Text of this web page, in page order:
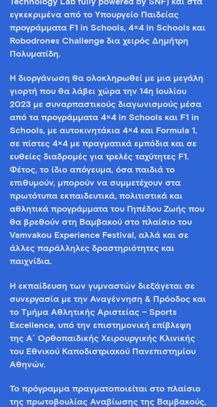
Technology Lab fully powered by SNF) και στα
εγκεκριμένα από το Υπουργείο Παιδείας
προγράμματα F1 in Schools, 4×4 in Schools και
Robodrones Challenge δια χειρός Δημήτρη
Πολυματίδη.
Η διοργάνωση θα ολοκληρωθεί με μια μεγάλη
γιορτή που θα λάβει χώρα την 14η Ιουλίου
2023 με συναρπαστικούς διαγωνισμούς μέσα
από τα προγράμματα 4×4 in Schools και F1 in
Schools, με αυτοκινητάκια 4×4 και Formula 1,
σε πίστες 4×4 με πραγματικά εμπόδια και σε
ευθείες διαδρομές για τρελές ταχύτητες F1.
Φέτος, το ίδιο απόγευμα, όσα παιδιά το
επιθυμούν, μπορούν να συμμετέχουν στα
πρωτότυπα εκπαιδευτικά, πολιτιστικά και
αθλητικά προγράμματα του Γηπέδου Ζωής που
θα βρεθούν στη Βαμβακού στο πλαίσιο του
Vamvakou Experience Festival, αλλά και σε
άλλες παράλληλες δραστηριότητες και
παιχνίδια.
Η εκπαίδευση των γυμναστών διεξάγεται σε
συνεργασία με την Αναγέννηση & Πρόοδος και
το Τμήμα Αθλητικής Αριστείας – Sports
Excellence, υπό την επιστημονική επίβλεψη
της Α´ Ορθοπαιδικής Xειρουργικής Κλινικής
του Εθνικού Καποδιστριακού Πανεπιστημίου
Αθηνών.
Το πρόγραµµα πραγματοποιείται στο πλαίσιο
της πρωτοβουλίας Αναβίωσης της Βαμβακούς,